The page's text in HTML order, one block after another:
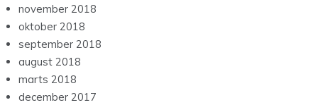
november 2018
oktober 2018
september 2018
august 2018
marts 2018
december 2017